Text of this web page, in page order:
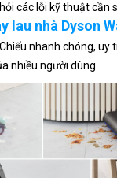
các lỗi kỹ thuật cần
lau nhà Dyson
nhanh chóng, uy
nhiều người dùng.